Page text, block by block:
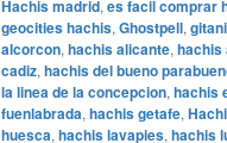
Hachis madrid, es facil comprar
geocities hachis, Ghostpell,
alcorcon, hachis alicante, hachis
cadiz, hachis del bueno
la linea de la concepcion, hachis
fuenlabrada, hachis getafe,
huesca, hachis lavapies, hachis